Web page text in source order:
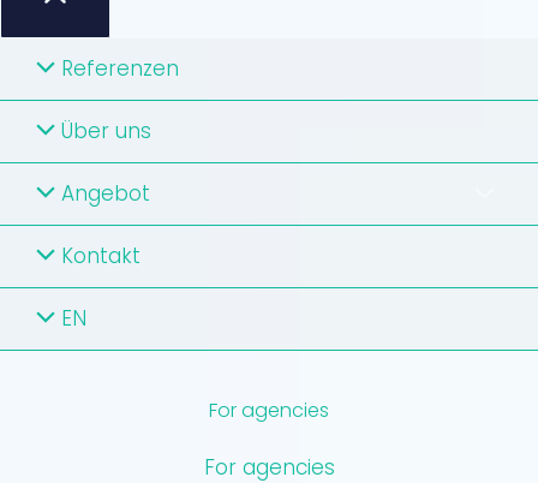
Referenzen
Über uns
Angebot
Kontakt
EN
For agencies
For agencies